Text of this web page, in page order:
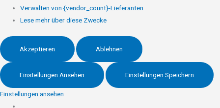
Verwalten von {vendor_count}-Lieferanten
Lese mehr über diese Zwecke
Akzeptieren Ablehnen
Einstellungen Ansehen Einstellungen Speichern
Einstellungen ansehen